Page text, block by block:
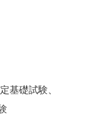
基礎試験、